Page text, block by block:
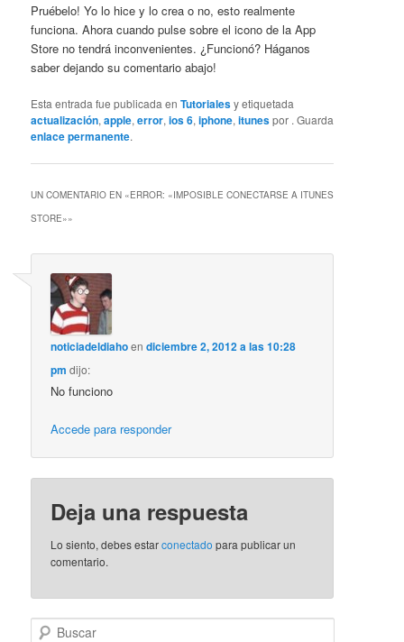
Pruébelo! Yo lo hice y lo crea o no, esto realmente
funciona. Ahora cuando pulse sobre el icono de la App
Store no tendrá inconvenientes. ¿Funcionó? Háganos
saber dejando su comentario abajo!
Esta entrada fue publicada enTutorialesy etiquetada
actualización,apple,error,ios 6,iphone,itunespor . Guarda
enlace permanente.
UN COMENTARIO EN «ERROR: «IMPOSIBLE CONECTARSE A ITUNES
STORE»»
noticiadeldiahoendiciembre 2, 2012 a las 10:28
pm dijo:
No funciono
Accede para responder
Deja una respuesta
Lo siento, debes estarconectado para publicar un
comentario.